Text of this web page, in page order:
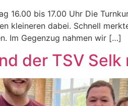
16.00 bis 17.00 Uhr Die
kleineren dabei. Schnell
Im Gegenzug nahmen wir […]
der TSV